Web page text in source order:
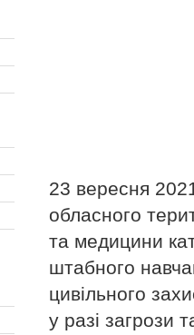
23 вересня
обласного
та медицини
штабного
цивільного
у разі загрози